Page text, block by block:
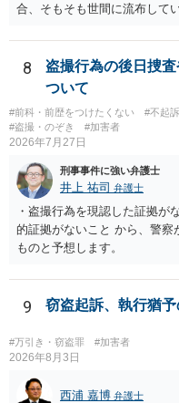
合、そもそも世間に流布して
8
盗撮行為の後日捜
ついて
#前科・前歴をつけたくない #不起訴
#盗撮・のぞき
#加害者
2026年7月27日
刑事事件に強い弁護士
井上 祐司 弁護士
・盗撮行為を現認した証拠が
的証拠がないこと から、警
ものと予想します。
9 窃盗起訴、執行猶予
#万引き・窃盗罪 #加害者
2026年8月3日
西浦 嘉博 弁護士